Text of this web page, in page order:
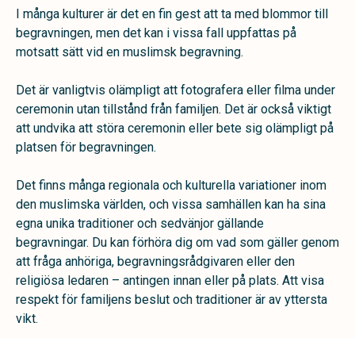
I många kulturer är det en fin gest att ta med blommor till
begravningen, men det kan i vissa fall uppfattas på
motsatt sätt vid en muslimsk begravning.
Det är vanligtvis olämpligt att fotografera eller filma under
ceremonin utan tillstånd från familjen. Det är också viktigt
att undvika att störa ceremonin eller bete sig olämpligt på
platsen för begravningen.
Det finns många regionala och kulturella variationer inom
den muslimska världen, och vissa samhällen kan ha sina
egna unika traditioner och sedvänjor gällande
begravningar. Du kan förhöra dig om vad som gäller genom
att fråga anhöriga, begravningsrådgivaren eller den
religiösa ledaren – antingen innan eller på plats. Att visa
respekt för familjens beslut och traditioner är av yttersta
vikt.